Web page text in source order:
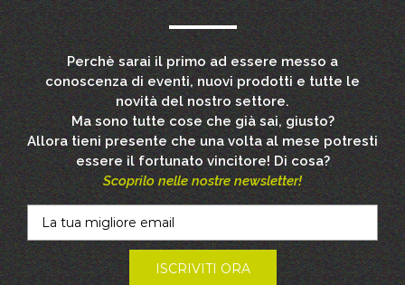
Perchè sarai il primo ad essere messo a
conoscenza di eventi, nuovi prodotti e tutte le
novità del nostro settore.
Ma sono tutte cose che già sai, giusto?
Allora tieni presente che una volta al mese potresti
essere il fortunato vincitore! Di cosa?
Scoprilo nelle nostre newsletter!